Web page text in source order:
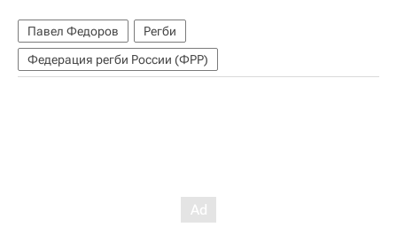
Павел Федоров
Регби
Федерация регби России (ФРР)